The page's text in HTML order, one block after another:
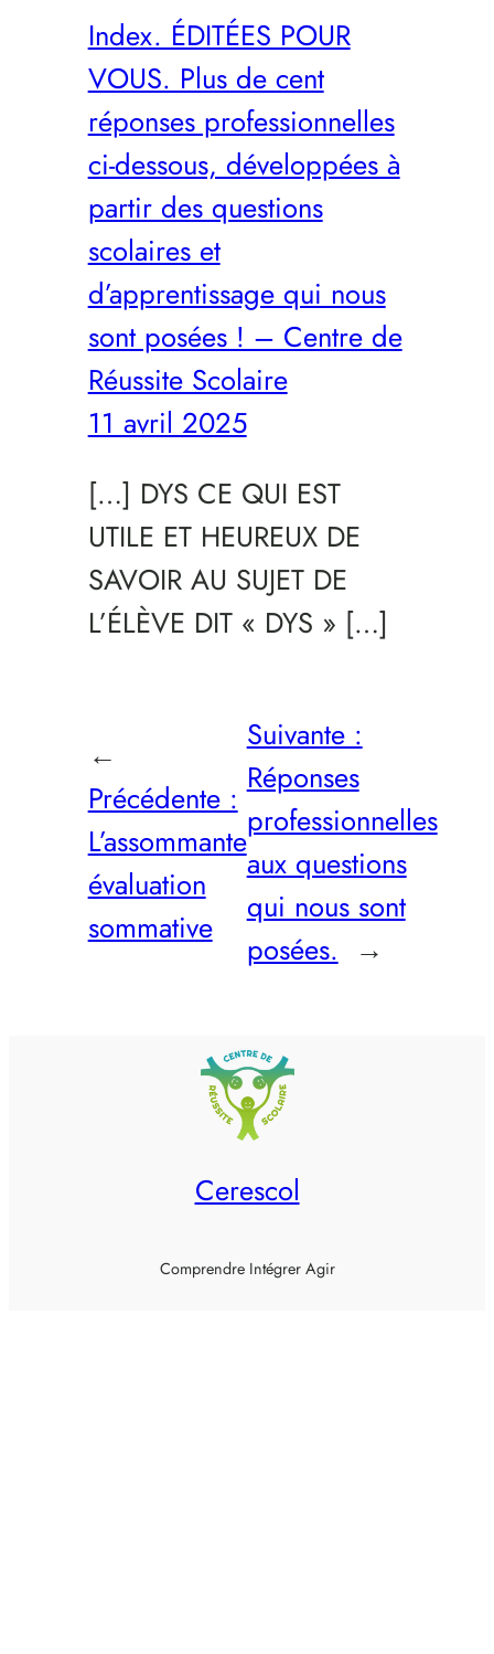
Index. ÉDITÉES POUR
VOUS. Plus de cent
réponses professionnelles
ci-dessous, développées à
partir des questions
scolaires et
d’apprentissage qui nous
sont posées ! – Centre de
Réussite Scolaire
11 avril 2025
[…] DYS CE QUI EST
UTILE ET HEUREUX DE
SAVOIR AU SUJET DE
L’ÉLÈVE DIT « DYS » […]
←
Précédente :
L’assommante
évaluation
sommative
Suivante :
Réponses
professionnelles
aux questions
qui nous sont
posées. →
Cerescol
Comprendre Intégrer Agir